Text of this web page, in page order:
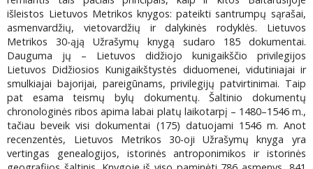
išleistos Lietuvos Metrikos knygos: pateikti santrumpų sąrašai,
asmenvardžių, vietovardžių ir dalykinės rodyklės. Lietuvos
Metrikos 30-ąją Užrašymų knygą sudaro 185 dokumentai.
Dauguma jų – Lietuvos didžiojo kunigaikščio privilegijos
Lietuvos Didžiosios Kunigaikštystės diduomenei, vidutiniajai ir
smulkiajai bajorijai, pareigūnams, privilegijų patvirtinimai. Taip
pat esama teismų bylų dokumentų. Šaltinio dokumentų
chronologinės ribos apima labai platų laikotarpį – 1480–1546 m.,
tačiau beveik visi dokumentai (175) datuojami 1546 m. Anot
recenzentės, Lietuvos Metrikos 30-oji Užrašymų knyga yra
vertingas genealogijos, istorinės antroponimikos ir istorinės